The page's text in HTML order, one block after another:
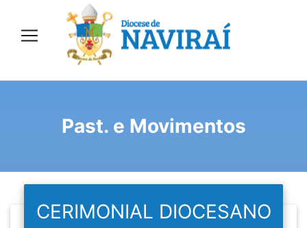
Past. e Movimentos
CERIMONIAL DIOCESANO